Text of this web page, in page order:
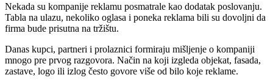
Nekada su kompanije reklamu posmatrale kao dodatak poslovanju.
Tabla na ulazu, nekoliko oglasa i poneka reklama bili su dovoljni da
firma bude prisutna na tržištu.
Danas kupci, partneri i prolaznici formiraju mišljenje o kompaniji
mnogo pre prvog razgovora. Način na koji izgleda objekat, fasada,
zastave, logo ili izlog često govore više od bilo koje reklame.